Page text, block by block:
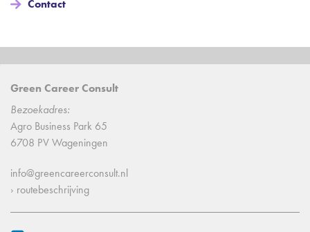
Contact
Green Career Consult
Bezoekadres:
Agro Business Park 65
6708 PV Wageningen
info@greencareerconsult.nl
› routebeschrijving